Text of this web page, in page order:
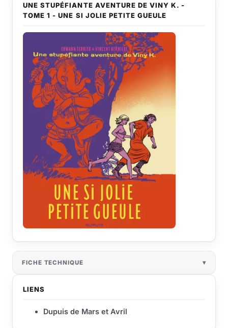
UNE STUPÉFIANTE AVENTURE DE VINY K. -
TOME 1 - UNE SI JOLIE PETITE GUEULE
FICHE TECHNIQUE
LIENS
Dupuis de Mars et Avril